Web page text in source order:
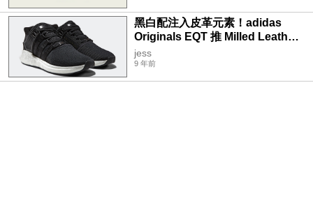
黑白配注入皮革元素！adidas
Originals EQT 推 Milled Leather
系列
jess
9 年前